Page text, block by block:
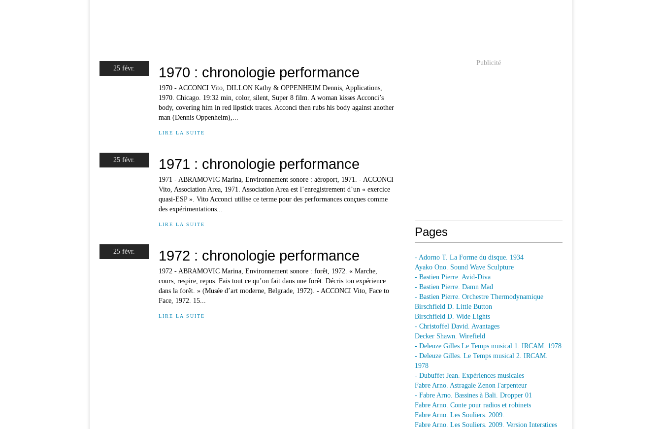
25 févr. 1970 : chronologie performance
1970 - ACCONCI Vito, DILLON Kathy & OPPENHEIM Dennis, Applications,
1970. Chicago. 19:32 min, color, silent, Super 8 film. A woman kisses Acconci’s
body, covering him in red lipstick traces. Acconci then rubs his body against another
man (Dennis Oppenheim),...
LIRE LA SUITE
25 févr. 1971 : chronologie performance
1971 - ABRAMOVIC Marina, Environnement sonore : aéroport, 1971. - ACCONCI
Vito, Association Area, 1971. Association Area est l’enregistrement d’un « exercice
quasi-ESP ». Vito Acconci utilise ce terme pour des performances conçues comme
des expérimentations...
LIRE LA SUITE
25 févr. 1972 : chronologie performance
1972 - ABRAMOVIC Marina, Environnement sonore : forêt, 1972. « Marche,
cours, respire, repos. Fais tout ce qu’on fait dans une forêt. Décris ton expérience
dans la forêt. » (Musée d’art moderne, Belgrade, 1972). - ACCONCI Vito, Face to
Face, 1972. 15...
LIRE LA SUITE
Publicité
Pages
- Adorno T. La Forme du disque. 1934
Ayako Ono. Sound Wave Sculpture
- Bastien Pierre. Avid-Diva
- Bastien Pierre. Damn Mad
- Bastien Pierre. Orchestre Thermodynamique
Birschfield D. Little Button
Birschfield D. Wide Lights
- Christoffel David. Avantages
Decker Shawn. Wirefield
- Deleuze Gilles Le Temps musical 1. IRCAM. 1978
- Deleuze Gilles. Le Temps musical 2. IRCAM.
1978
- Dubuffet Jean. Expériences musicales
Fabre Arno. Astragale Zenon l'arpenteur
- Fabre Arno. Bassines à Bali. Dropper 01
Fabre Arno. Conte pour radios et robinets
Fabre Arno. Les Souliers. 2009.
Fabre Arno. Les Souliers. 2009. Version Interstices